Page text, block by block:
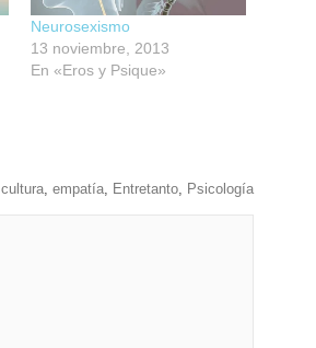
Neurosexismo
13 noviembre, 2013
En «Eros y Psique»
cultura empatía Entretanto Psicología